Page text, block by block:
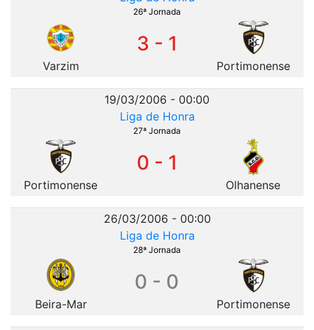
26ª Jornada
Varzim
3 - 1
Portimonense
19/03/2006 - 00:00
Liga de Honra
27ª Jornada
Portimonense
0 - 1
Olhanense
26/03/2006 - 00:00
Liga de Honra
28ª Jornada
Beira-Mar
0 - 0
Portimonense